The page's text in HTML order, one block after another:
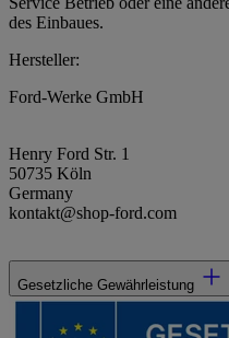
des Einbaues.
Hersteller:
Ford-Werke GmbH
Henry Ford Str. 1
50735 Köln
Germany
kontakt@shop-ford.com
Gesetzliche Gewährleistung